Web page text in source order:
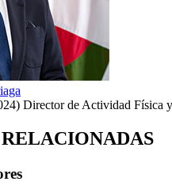
Director de Actividad Física